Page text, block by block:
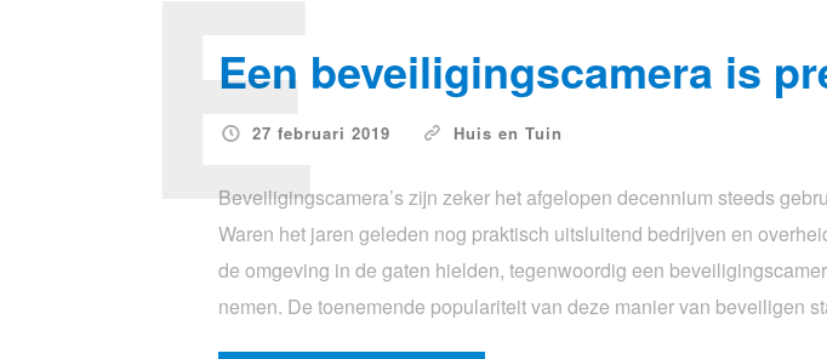
Een beveiligingscamera is
27 februari 2019 Huis en Tuin
E
Beveiligingscamera’s zijn zeker het afgelopen decennium steeds
Waren het jaren geleden nog praktisch uitsluitend bedrijven en
de omgeving in de gaten hielden, tegenwoordig een
nemen. De toenemende populariteit van deze manier van beveiligen